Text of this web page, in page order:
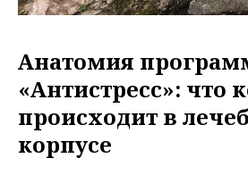
Анатомия
«Антистресс»: что
происходит в
корпусе